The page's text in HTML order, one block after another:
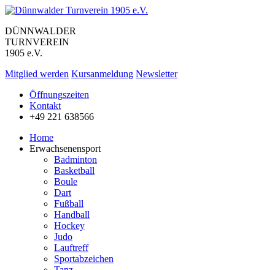
DÜNNWALDER
TURNVEREIN
1905 e.V.
Mitglied werden Kursanmeldung Newsletter
Öffnungszeiten
Kontakt
+49 221 638566
Home
Erwachsenensport
Badminton
Basketball
Boule
Dart
Fußball
Handball
Hockey
Judo
Lauftreff
Sportabzeichen